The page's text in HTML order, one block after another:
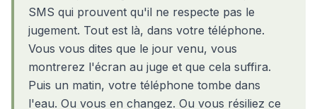
SMS qui prouvent qu'il ne respecte pas le
jugement. Tout est là, dans votre téléphone.
Vous vous dites que le jour venu, vous
montrerez l'écran au juge et que cela suffira.
Puis un matin, votre téléphone tombe dans
l'eau. Ou vous en changez. Ou vous résiliez ce